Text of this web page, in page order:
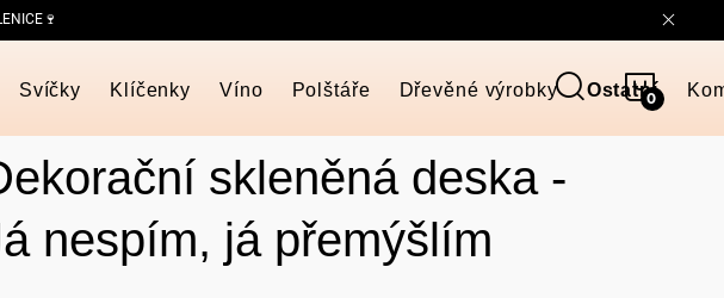
KOŠÍK
Svíčky Klíčenky Víno Polštáře Dřevěné výrobky Ostatní
skleněná deska -
nespím, já přemýšlím